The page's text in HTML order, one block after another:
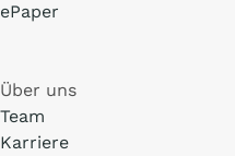
ePaper
Über uns
Team
Karriere